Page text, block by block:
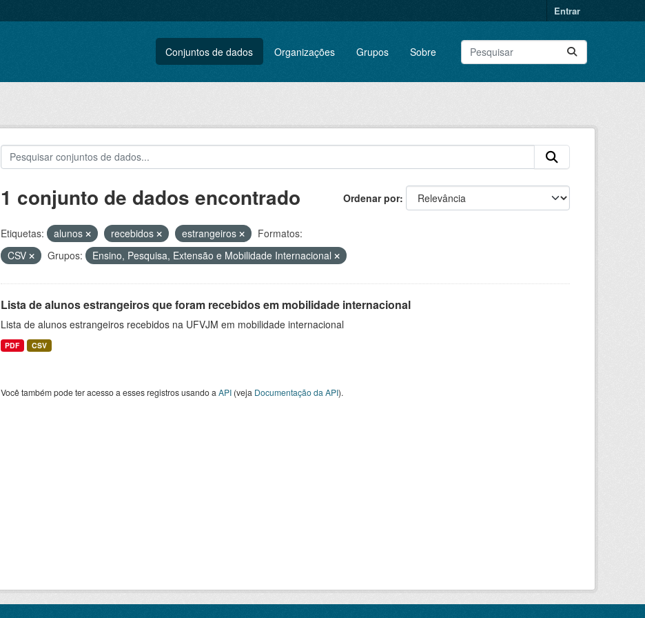
Entrar
Conjuntos de dados Organizações Grupos Sobre
Ordenar por
1 conjunto de dados encontrado
Etiquetas: alunos recebidos estrangeiros
Formatos:
CSV
Grupos: Ensino, Pesquisa, Extensão e Mobilidade Internacional
Lista de alunos estrangeiros que foram recebidos em mobilidade internacional
Lista de alunos estrangeiros recebidos na UFVJM em mobilidade internacional
PDF CSV
Você também pode ter acesso a esses registros usando a API(veja Documentação da API).